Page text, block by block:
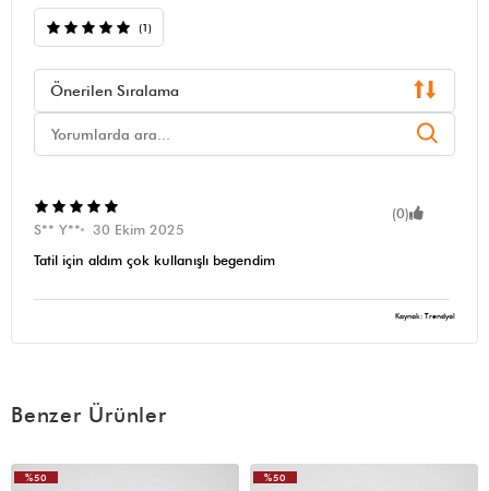
(1)
Önerilen Sıralama
(0)
S** Y**
30 Ekim 2025
Tatil için aldım çok kullanışlı begendim
Kaynak: Trendyol
Benzer Ürünler
%50
%50